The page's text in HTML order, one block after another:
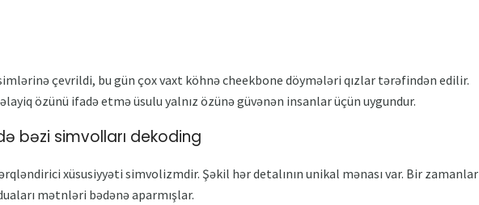
çevrildi, bu gün çox vaxt köhnə cheekbone döymələri qızlar tərəfindən edilir.
özünü ifadə etmə üsulu yalnız özünə güvənən insanlar üçün uygundur.
bəzi simvolları dekoding
xüsusiyyəti simvolizmdir. Şəkil hər detalının unikal mənası var. Bir zamanlar
mətnləri bədənə aparmışlar.